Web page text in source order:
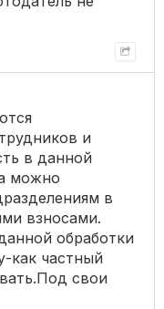
и
в данной
можно
в
взносами.
обработки
как частный
свои